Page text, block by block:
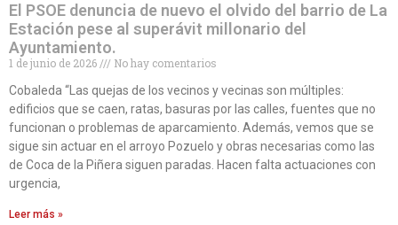
El PSOE denuncia de nuevo el olvido del barrio de La
Estación pese al superávit millonario del
Ayuntamiento.
1 de junio de 2026
No hay comentarios
Cobaleda “Las quejas de los vecinos y vecinas son múltiples:
edificios que se caen, ratas, basuras por las calles, fuentes que no
funcionan o problemas de aparcamiento. Además, vemos que se
sigue sin actuar en el arroyo Pozuelo y obras necesarias como las
de Coca de la Piñera siguen paradas. Hacen falta actuaciones con
urgencia,
Leer más »